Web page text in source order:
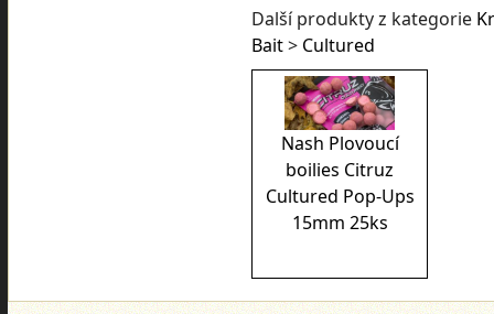
Další produkty z kategorie
Bait> Cultured
Nash Plovoucí
boilies Citruz
Cultured Pop-Ups
15mm 25ks